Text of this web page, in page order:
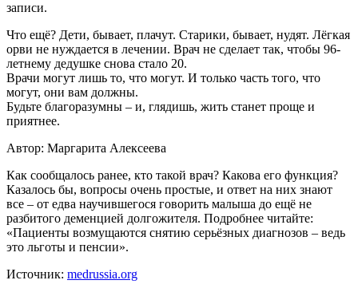
записи.
Что ещё? Дети, бывает, плачут. Старики, бывает, нудят. Лёгкая
орви не нуждается в лечении. Врач не сделает так, чтобы 96-
летнему дедушке снова стало 20.
Врачи могут лишь то, что могут. И только часть того, что
могут, они вам должны.
Будьте благоразумны – и, глядишь, жить станет проще и
приятнее.
Автор: Маргарита Алексеева
Как сообщалось ранее, кто такой врач? Какова его функция?
Казалось бы, вопросы очень простые, и ответ на них знают
все – от едва научившегося говорить малыша до ещё не
разбитого деменцией долгожителя. Подробнее читайте:
«Пациенты возмущаются снятию серьёзных диагнозов – ведь
это льготы и пенсии».
Источник: medrussia.org